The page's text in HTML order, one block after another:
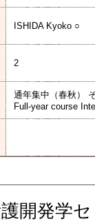
ISHIDA Kyoko ○
2
通年集中（春秋）
Full-year course
護開発学